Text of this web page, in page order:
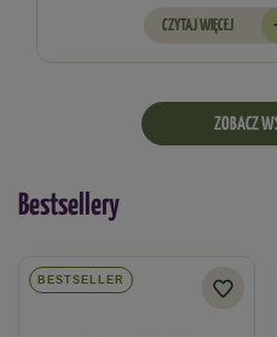
CZYTAJ WIĘCEJ
ZOBACZ
Bestsellery
BESTSELLER